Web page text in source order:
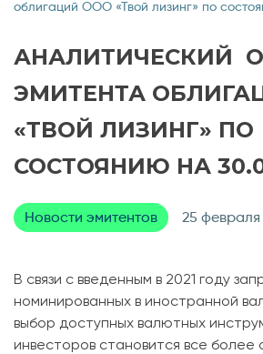
облигаций ООО «Твой лизинг» по
АНАЛИТИЧЕСКИЙ
ЭМИТЕНТА
«ТВОЙ ЛИЗИНГ» ПО
СОСТОЯНИЮ НА
Новости эмитентов 25 февраля
В связи с введенным в 2021 году
номинированных в иностранной
выбор доступных валютных
инвесторов становится все более